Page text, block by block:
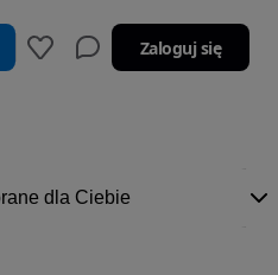
Zaloguj się